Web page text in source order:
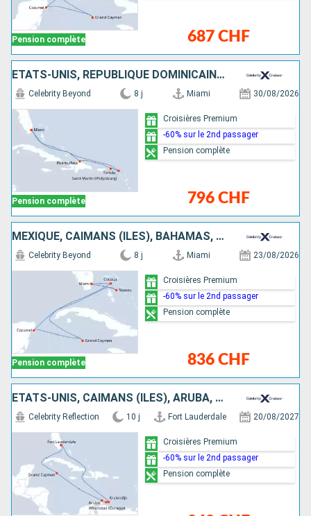
Pension complète 687 CHF
ÉTATS-UNIS, RÉPUBLIQUE DOMINICAINE, TORTOLA, SAINT-MARTIN
Pension complète
Celebrity Beyond 8 j Miami 30/08/2026
796 CHF
Croisières Premium
-60% sur le 2nd passager
Pension complète
MEXIQUE, CAÏMANS (ÎLES), BAHAMAS, ÉTATS-UNIS
Pension complète
Celebrity Beyond 8 j Miami 23/08/2026
836 CHF
Croisières Premium
-60% sur le 2nd passager
Pension complète
ÉTATS-UNIS, CAÏMANS (ÎLES), ARUBA, BONAIRE
Celebrity Reflection 10 j Fort Lauderdale 20/08/2027
Croisières Premium
-60% sur le 2nd passager
Pension complète